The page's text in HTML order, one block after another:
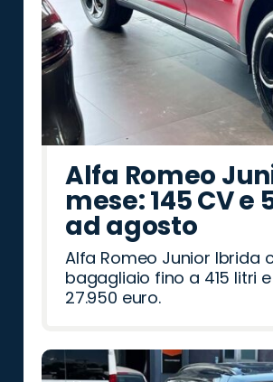
Alfa Romeo
mese: 145 CV
ad agosto
Alfa Romeo Junior Ibrida
bagagliaio fino a 415 litri
27.950 euro.